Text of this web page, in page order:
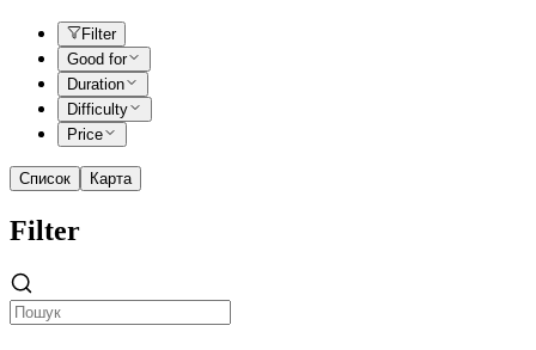
Filter
Good for
Duration
Difficulty
Price
Список Карта
Filter